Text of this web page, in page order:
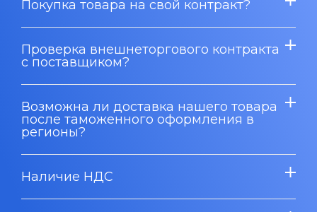
Покупка товара на свой контракт?
Проверка внешнеторгового контракта
с поставщиком?
Возможна ли доставка нашего товара
после таможенного оформления в
регионы?
Наличие НДС